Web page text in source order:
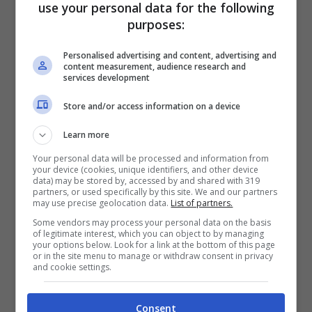
22 Gennaio 2022
Cisterna / Ex-Gelit: raggiunto
use your personal data for the following
purposes:
Personalised advertising and content, advertising and
content measurement, audience research and
services development
Store and/or access information on a device
Learn more
Your personal data will be processed and information from
your device (cookies, unique identifiers, and other device
data) may be stored by, accessed by and shared with 319
partners, or used specifically by this site. We and our partners
may use precise geolocation data. List of partners.
Some vendors may process your personal data on the basis
of legitimate interest, which you can object to by managing
your options below. Look for a link at the bottom of this page
or in the site menu to manage or withdraw consent in privacy
and cookie settings.
Consent